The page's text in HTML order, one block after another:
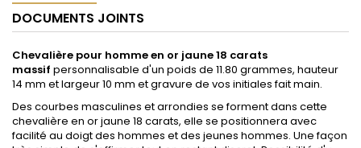
DOCUMENTS JOINTS
Chevalière pour homme en or jaune 18 carats
massif personnalisable d'un poids de 11.80 grammes, hauteur
14 mm et largeur 10 mm et gravure de vos initiales fait main.
Des courbes masculines et arrondies se forment dans cette
chevalière en or jaune 18 carats, elle se positionnera avec
facilité au doigt des hommes et des jeunes hommes. Une façon